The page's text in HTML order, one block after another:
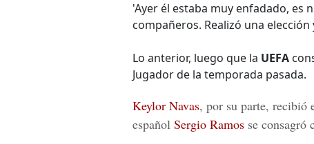
'Ayer él estaba muy enfadado, es
compañeros. Realizó una
Lo anterior, luego que la UEFA
Jugador de la temporada pasada.
Keylor Navas, por su parte, recibió
español Sergio Ramos se consagró